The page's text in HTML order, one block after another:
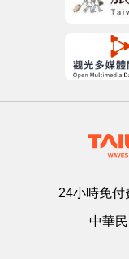
24小時免付
中華